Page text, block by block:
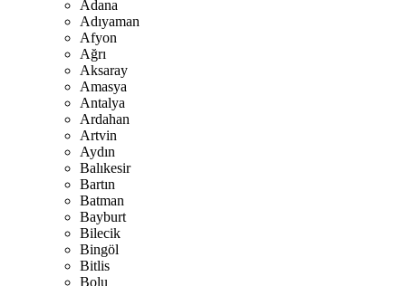
Adana
Adıyaman
Afyon
Ağrı
Aksaray
Amasya
Antalya
Ardahan
Artvin
Aydın
Balıkesir
Bartın
Batman
Bayburt
Bilecik
Bingöl
Bitlis
Bolu